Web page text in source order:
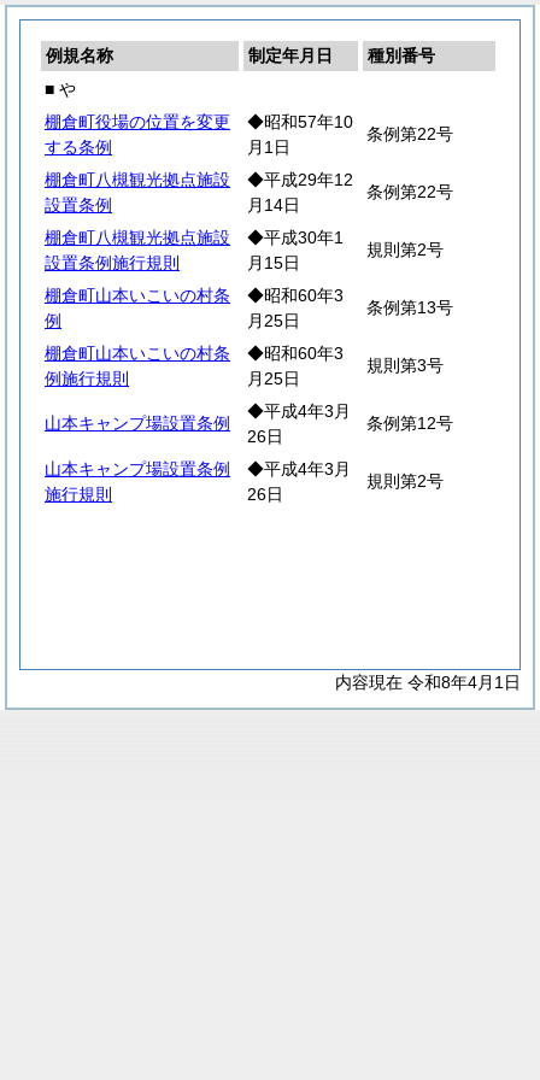
例規名称 制定年月日
種別番号
■ や
棚倉町役場の位置を変更
する条例
◆昭和57年10
月1日
条例第22号
棚倉町八槻観光拠点施設
設置条例
◆平成29年12
月14日
条例第22号
棚倉町八槻観光拠点施設
設置条例施行規則
◆平成30年1
月15日
規則第2号
棚倉町山本いこいの村条
例
◆昭和60年3
月25日
条例第13号
棚倉町山本いこいの村条
例施行規則
◆昭和60年3
月25日
規則第3号
山本キャンプ場設置条例
◆平成4年3月
26日
条例第12号
山本キャンプ場設置条例
施行規則
◆平成4年3月
26日
規則第2号
内容現在 令和8年4月1日